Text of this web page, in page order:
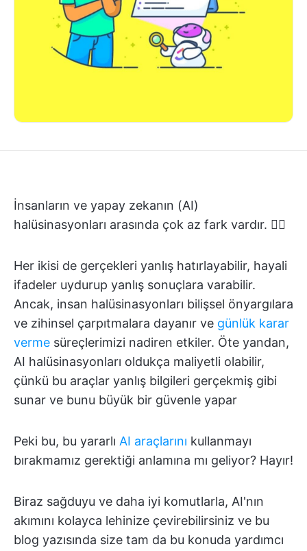
İnsanların ve yapay zekanın (AI)
halüsinasyonları arasında çok az fark vardır. 😵‍💫
Her ikisi de gerçekleri yanlış hatırlayabilir, hayali
ifadeler uydurup yanlış sonuçlara varabilir.
Ancak, insan halüsinasyonları bilişsel önyargılara
ve zihinsel çarpıtmalara dayanır ve günlük karar
verme süreçlerimizi nadiren etkiler. Öte yandan,
AI halüsinasyonları oldukça maliyetli olabilir,
çünkü bu araçlar yanlış bilgileri gerçekmiş gibi
sunar ve bunu büyük bir güvenle yapar
Peki bu, bu yararlı AI araçlarını kullanmayı
bırakmamız gerektiği anlamına mı geliyor? Hayır!
Biraz sağduyu ve daha iyi komutlarla, AI'nın
akımını kolayca lehinize çevirebilirsiniz ve bu
blog yazısında size tam da bu konuda yardımcı